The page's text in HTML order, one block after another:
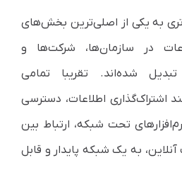
به یکی از اصلی‌ترین بخش‌های
در سازمان‌ها، شرکت‌ها و
شده‌اند. تقریبا تمامی
اشتراک‌گذاری اطلاعات، دسترسی
تحت شبکه، ارتباط بین
به یک شبکه پایدار و قابل